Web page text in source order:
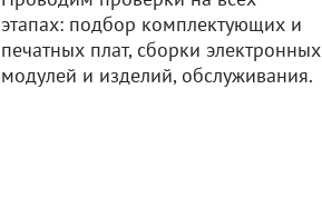
этапах: подбор комплектующих и
печатных плат, сборки электронных
модулей и изделий, обслуживания.